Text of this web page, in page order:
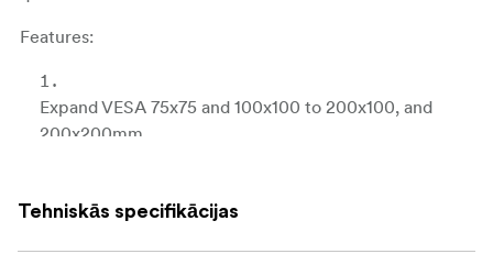
Features:
Expand VESA 75x75 and 100x100 to 200x100, and
200x200mm.
Made of aluminum alloy; set of 4 pieces.
Tehniskās specifikācijas